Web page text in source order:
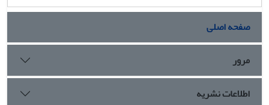
صفحه اصلی
مرور
اطلاعات نشریه